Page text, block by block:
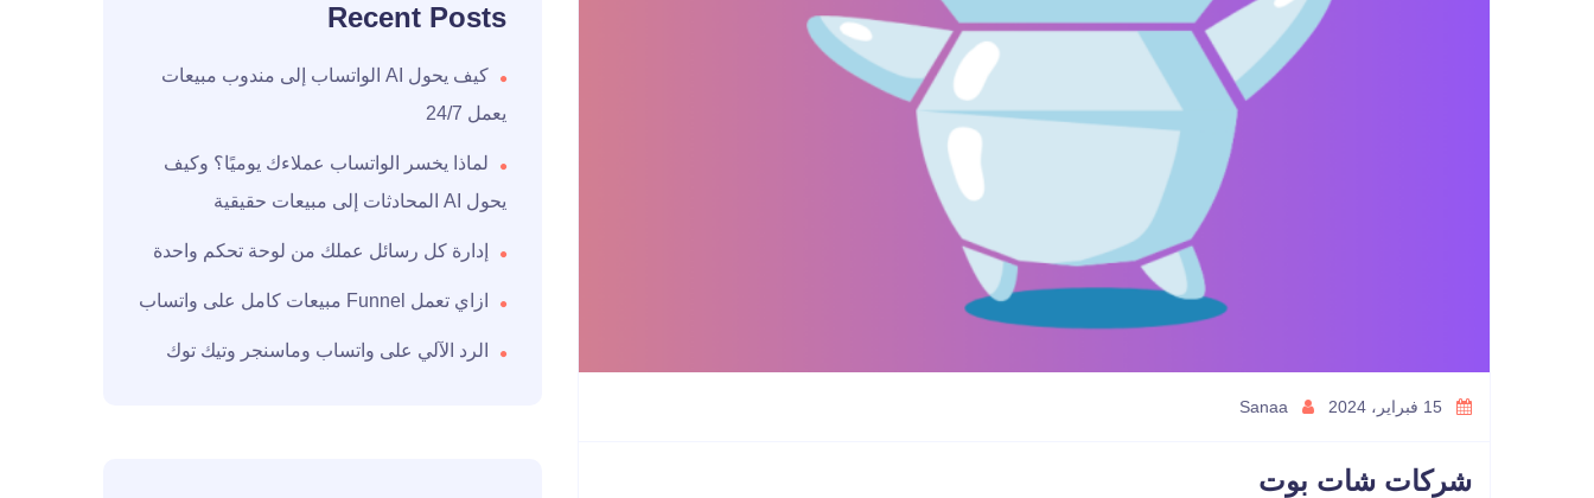
15 فبراير، 2024
شركات شات بوت
Recent Posts
كيف يحول AI الواتساب إلى مندوب مبيعات
يعمل 24/7
لماذا يخسر الواتساب عملاءك يوميًا؟ وكيف
يحول AI المحادثات إلى مبيعات حقيقية
إدارة كل رسائل عملك من لوحة تحكم واحدة
ازاي تعمل Funnel مبيعات كامل على واتساب
الرد الآلي على واتساب وماسنجر وتيك توك